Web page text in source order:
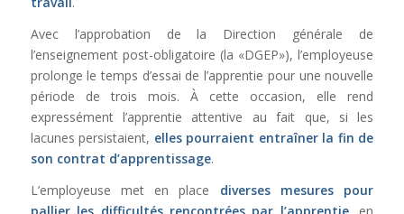
Avec l’approbation de la Direction générale de
l’enseignement post-obligatoire (la «DGEP»), l’employeuse
prolonge le temps d’essai de l’apprentie pour une nouvelle
période de trois mois. À cette occasion, elle rend
expressément l’apprentie attentive au fait que, si les
lacunes persistaient, elles pourraient entraîner la fin de
son contrat d’apprentissage.
L’employeuse met en place diverses mesures pour
pallier les difficultés rencontrées par l’apprentie, en